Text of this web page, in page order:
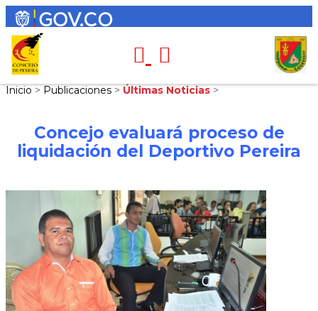
Inicio > Publicaciones > Últimas Noticias >
Concejo evaluará proceso de
liquidación del Deportivo Pereira